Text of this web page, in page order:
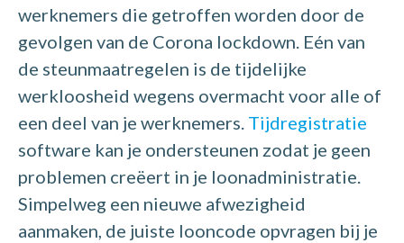
werknemers die getroffen worden door de
gevolgen van de Corona lockdown. Eén van
de steunmaatregelen is de tijdelijke
werkloosheid wegens overmacht voor alle of
een deel van je werknemers. Tijdregistratie
software kan je ondersteunen zodat je geen
problemen creëert in je loonadministratie.
Simpelweg een nieuwe afwezigheid
aanmaken, de juiste looncode opvragen bij je